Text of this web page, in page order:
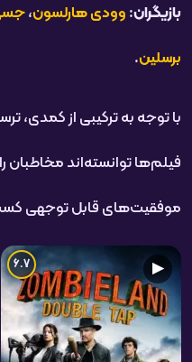
بازیگران:وودی هارلسون،
برسلین.
با توجه به ترکیبی از کمدی،
فیلم‌ها توانسته‌اند مخاطبان
موفقیت‌های قابل توجهی
▶
6.7